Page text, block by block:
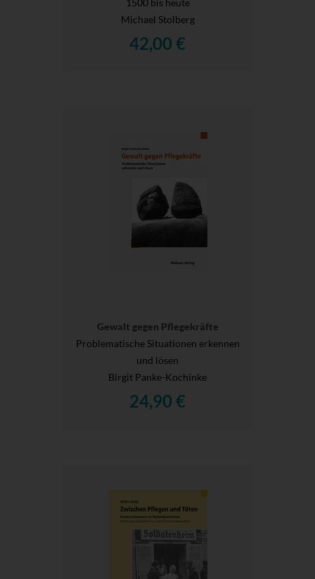
Michael Stolberg
42,00 €
Gewalt gegen Pflegekräfte
Problematische Situationen erkennen
und lösen
Birgit Panke-Kochinke
24,90 €